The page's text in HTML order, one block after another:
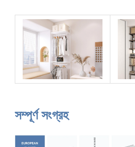
সম্পূর্ণ সংগ্রহ